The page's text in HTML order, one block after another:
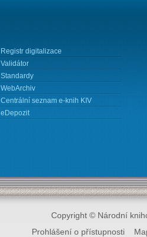
Registr digitalizace
Validátor
Standardy
WebArchiv
Centrální seznam e-knih KIV
eDepozit
Copyright © Národní
Prohlášení o přístupnosti